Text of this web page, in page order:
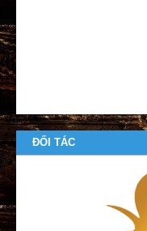
ĐỐI TÁC